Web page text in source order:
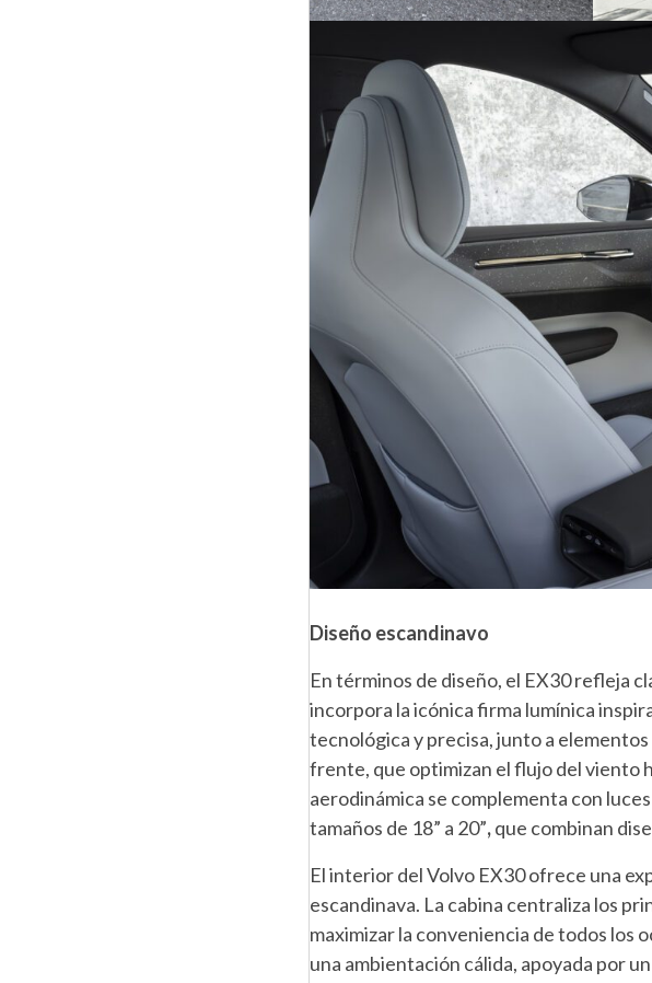
Diseño escandinavo
En términos de diseño, el EX30 refleja
incorpora la icónica firma lumínica
tecnológica y precisa, junto a
frente, que optimizan el flujo del viento
aerodinámica se complementa con
tamaños de 18” a 20”,que combinan
El interior del Volvo EX30 ofrece una
escandinava. La cabina centraliza los
maximizar la conveniencia de todos los
una ambientación cálida, apoyada por